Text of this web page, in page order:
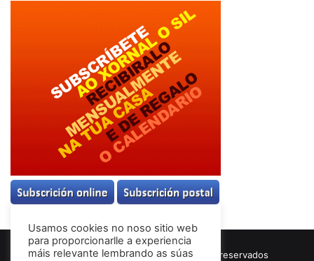
© Copyright 2026, Todos los derechos reservados
Usamos cookies no noso sitio web
para proporcionarlle a experiencia
máis relevante lembrando as súas